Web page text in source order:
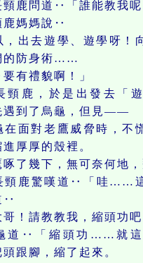
問道‥「誰能教我呢
媽媽說‥
，出去遊學、遊學呀！
的防身術……
有禮貌啊！」
鹿，於是出發去「遊
遇到了烏龜，但見——
對老鷹威脅時，不
厚厚的殼裡。
幾下，無可奈何地，
鹿驚嘆道‥「哇……這
‥
哥！請教教我，縮頭功吧
‥「縮頭功……就這
跟腳，縮了起來。